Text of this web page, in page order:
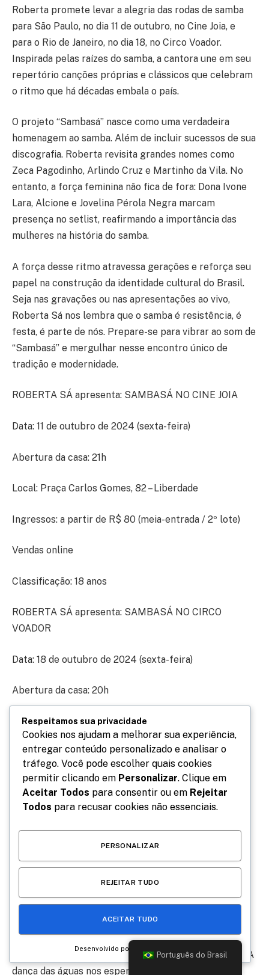
Roberta promete levar a alegria das rodas de samba
para São Paulo, no dia 11 de outubro, no Cine Joia, e
para o Rio de Janeiro, no dia 18, no Circo Voador.
Inspirada pelas raízes do samba, a cantora une em seu
repertório canções próprias e clássicos que celebram
o ritmo que há décadas embala o país.
O projeto “Sambasá” nasce como uma verdadeira
homenagem ao samba. Além de incluir sucessos de sua
discografia. Roberta revisita grandes nomes como
Zeca Pagodinho, Arlindo Cruz e Martinho da Vila. No
entanto, a força feminina não fica de fora: Dona Ivone
Lara, Alcione e Jovelina Pérola Negra marcam
presença no setlist, reafirmando a importância das
mulheres na história do samba.
A força desse ritmo atravessa gerações e reforça seu
papel na construção da identidade cultural do Brasil.
Seja nas gravações ou nas apresentações ao vivo,
Roberta Sá nos lembra que o samba é resistência, é
festa, é parte de nós. Prepare-se para vibrar ao som de
“Sambasá” e mergulhar nesse encontro único de
tradição e modernidade.
ROBERTA SÁ apresenta: SAMBASÁ NO CINE JOIA
Data: 11 de outubro de 2024 (sexta-feira)
Abertura da casa: 21h
Local: Praça Carlos Gomes, 82 – Liberdade
Ingressos: a partir de R$ 80 (meia-entrada / 2º lote)
Vendas online
Classificação: 18 anos
ROBERTA SÁ apresenta: SAMBASÁ NO CIRCO
VOADOR
Data: 18 de outubro de 2024 (sexta-feira)
Abertura da casa: 20h
Local: Rua dos Arcos s/nº – Lapa
Ingressos: a partir de R$ 70 (meia-entrada / 1º lote)
Vendas online
Classificação: 18 anos
Em outubro, a Feira Toblu fará sua edição solidária
Chegou mais uma edição do Festival LivMundi 2025 – A
dança das águas nos espera.
Português do Brasil
Respeitamos sua privacidade
Cookies nos ajudam a melhorar sua experiência,
entregar conteúdo personalizado e analisar o
tráfego. Você pode escolher quais cookies
permitir clicando em Personalizar. Clique em
Aceitar Todos para consentir ou em Rejeitar
Todos para recusar cookies não essenciais.
PERSONALIZAR
REJEITAR TUDO
ACEITAR TUDO
Desenvolvido por